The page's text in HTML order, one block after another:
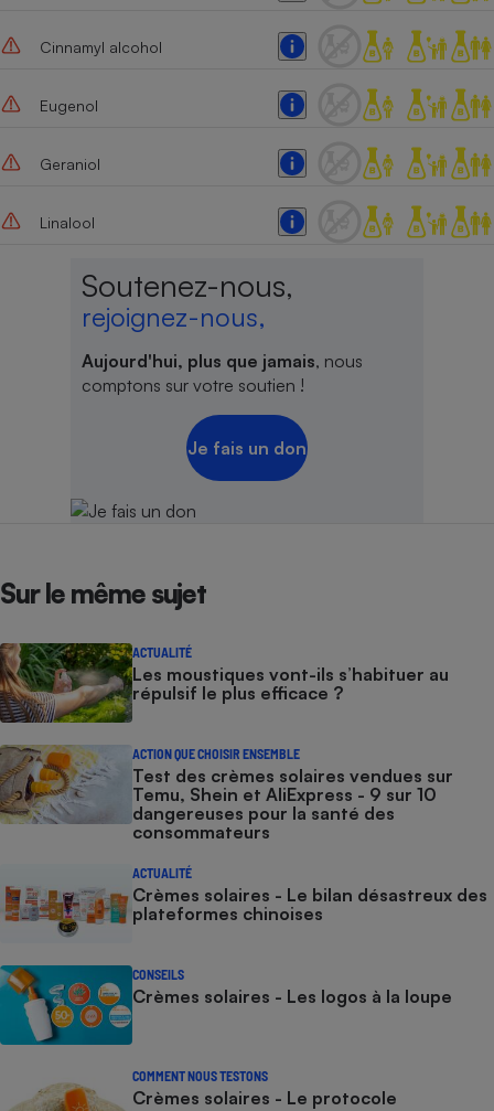
Cinnamyl alcohol
Eugenol
Geraniol
Linalool
Soutenez-nous,
rejoignez-nous,
Aujourd'hui, plus que jamais, nous
comptons sur votre soutien !
Je fais un don
Sur le même sujet
ACTUALITÉ
Les moustiques vont-ils s’habituer au
répulsif le plus efficace ?
ACTION QUE CHOISIR ENSEMBLE
Test des crèmes solaires vendues sur
Temu, Shein et AliExpress - 9 sur 10
dangereuses pour la santé des
consommateurs
ACTUALITÉ
Crèmes solaires - Le bilan désastreux des
plateformes chinoises
CONSEILS
Crèmes solaires - Les logos à la loupe
COMMENT NOUS TESTONS
Crèmes solaires - Le protocole